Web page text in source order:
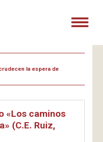
la espera de
«Los caminos
(C.E. Ruiz,